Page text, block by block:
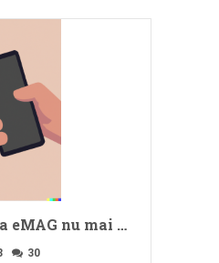
eMAG nu mai …
30